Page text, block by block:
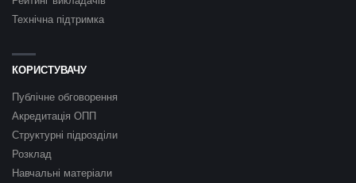
Технічна підтримка
КОРИСТУВАЧУ
Публічне обговорення
Акредитація ОПП
Структурні підрозділи
Розклад
Навчальні матеріали